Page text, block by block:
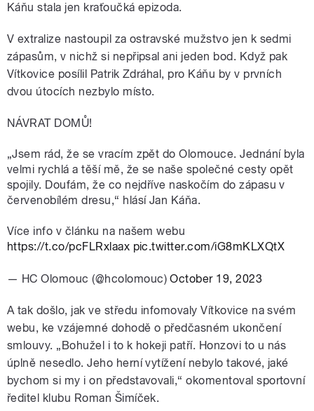
Káňu stala jen kraťoučká epizoda.
V extralize nastoupil za ostravské mužstvo jen k sedmi
zápasům, v nichž si nepřipsal ani jeden bod. Když pak
Vítkovice posílil Patrik Zdráhal, pro Káňu by v prvních
dvou útocích nezbylo místo.
NÁVRAT DOMŮ!
„Jsem rád, že se vracím zpět do Olomouce. Jednání byla
velmi rychlá a těší mě, že se naše společné cesty opět
spojily. Doufám, že co nejdříve naskočím do zápasu v
červenobílém dresu,“ hlásí Jan Káňa.
Více info v článku na našem webu
https://t.co/pcFLRxlaax pic.twitter.com/iG8mKLXQtX
— HC Olomouc (@hcolomouc)October 19, 2023
A tak došlo, jak ve středu infomovaly Vítkovice na svém
webu, ke vzájemné dohodě o předčasném ukončení
smlouvy. „Bohužel i to k hokeji patří. Honzovi to u nás
úplně nesedlo. Jeho herní vytížení nebylo takové, jaké
bychom si my i on představovali,“ okomentoval sportovní
ředitel klubu Roman Šimíček.